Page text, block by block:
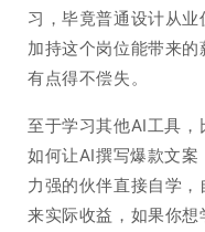
习，毕竟普通设计从
加持这个岗位能带来
有点得不偿失。
至于学习其他AI工具，
如何让AI撰写爆款文
力强的伙伴直接自学
来实际收益，如果你想